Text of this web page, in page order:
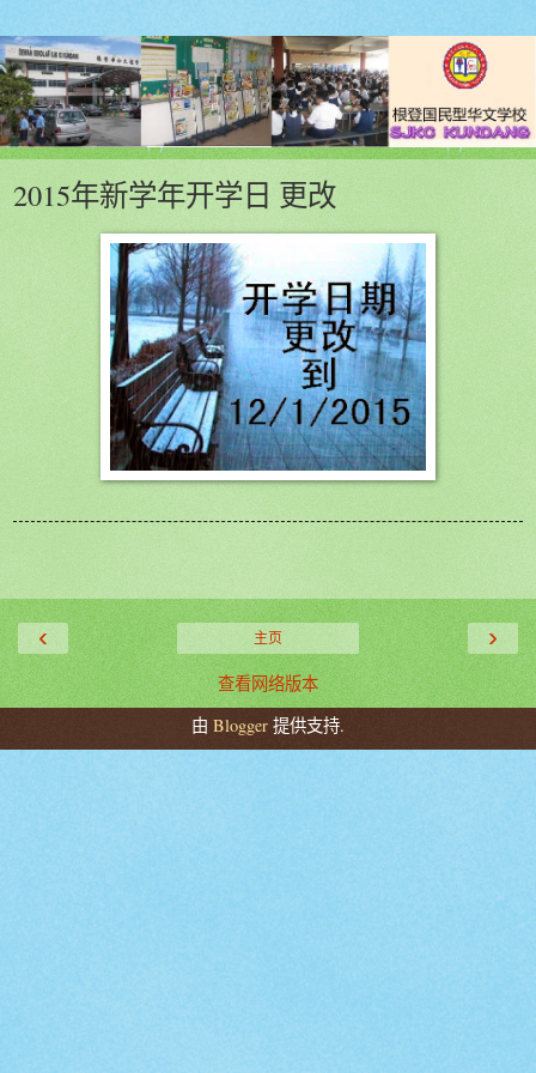
2015年新学年开学日 更改
‹ ›
主页
查看网络版本
由 Blogger 提供支持.